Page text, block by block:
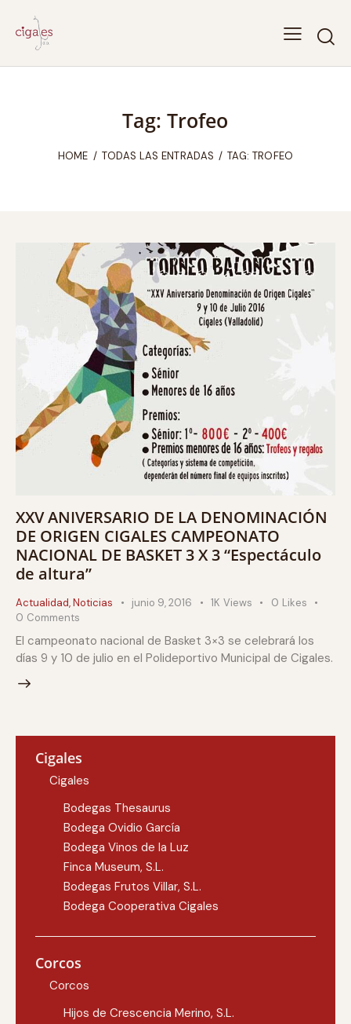
Tag: Trofeo
HOME TODAS LAS ENTRADAS TAG: TROFEO
XXV ANIVERSARIO DE LA DENOMINACIÓN
DE ORIGEN CIGALES CAMPEONATO
NACIONAL DE BASKET 3 X 3 “Espectáculo
de altura”
Actualidad,Noticias junio 9, 2016 1K Views 0 Likes
0 Comments
El campeonato nacional de Basket 3×3 se celebrará los
días 9 y 10 de julio en el Polideportivo Municipal de Cigales.
Cigales
Cigales
Bodegas Thesaurus
Bodega Ovidio García
Bodega Vinos de la Luz
Finca Museum, S.L.
Bodegas Frutos Villar, S.L.
Bodega Cooperativa Cigales
Corcos
Corcos
Hijos de Crescencia Merino, S.L.